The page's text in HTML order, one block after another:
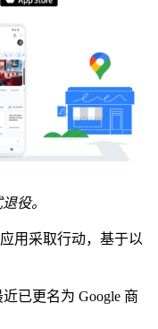
役。
用采取行动，基于以
已更名为 Google 商